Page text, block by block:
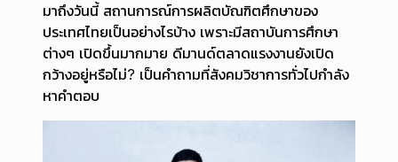
มาถึงวันนี้ สถานการณ์การผลิตบัณฑิตศึกษาของ
ประเทศไทยเป็นอย่างไรบ้าง เพราะมีสถาบันการศึกษา
ต่างๆ เปิดขึ้นมากมาย ดีมานด์ตลาดแรงงานยังเปิด
กว้างอยู่หรือไม่? เป็นคำถามที่สังคมวิชาการทั่วไปกำลัง
หาคำตอบ